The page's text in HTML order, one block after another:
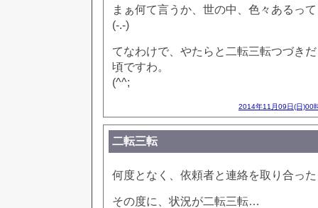
まぁ何て言うか、世の中、色々あるっ
(-.-)
てなわけで、やたらと二転三転つづき
頃ですわ。
(^^;
2014年11月09日(日)00
二転三転
何度となく、依頼者と連絡を取り合っ
その度に、状況が二転三転…